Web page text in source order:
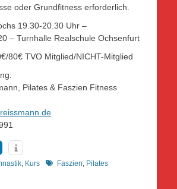
oder Grundfitness erforderlich.
19.30-20.30 Uhr –
– Turnhalle Realschule Ochsenfurt
80€ TVO Mitglied/NICHT-Mitglied
Pilates & Faszien Fitness
Kurs Schlagworte
Faszien Pilates